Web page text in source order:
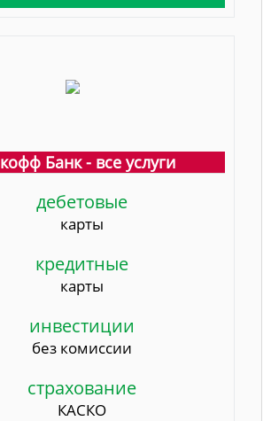
Банк - все услуги
дебетовые
карты
кредитные
карты
инвестиции
без комиссии
страхование
КАСКО